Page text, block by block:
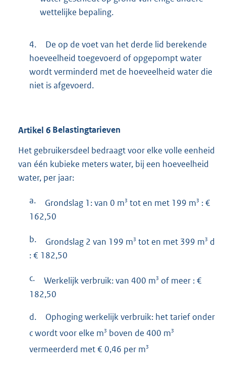
wettelijke bepaling.
4.
De op de voet van het derde lid berekende
hoeveelheid toegevoerd of opgepompt water
wordt verminderd met de hoeveelheid water die
niet is afgevoerd.
Artikel 6 Belastingtarieven
Het gebruikersdeel bedraagt voor elke volle eenheid
van één kubieke meters water, bij een hoeveelheid
water, per jaar:
a. Grondslag 1: van 0 m3 tot en met 199 m3 : €
162,50
b. Grondslag 2 van 199 m3 tot en met 399 m3 d
: € 182,50
c. Werkelijk verbruik: van 400 m3 of meer : €
182,50
d.
Ophoging werkelijk verbruik: het tarief onder
c wordt voor elke m3 boven de 400 m3
vermeerderd met € 0,46 per m3